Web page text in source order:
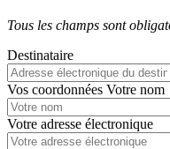
Tous les champs sont
Destinataire
Vos coordonnées Votre nom
Votre adresse électronique